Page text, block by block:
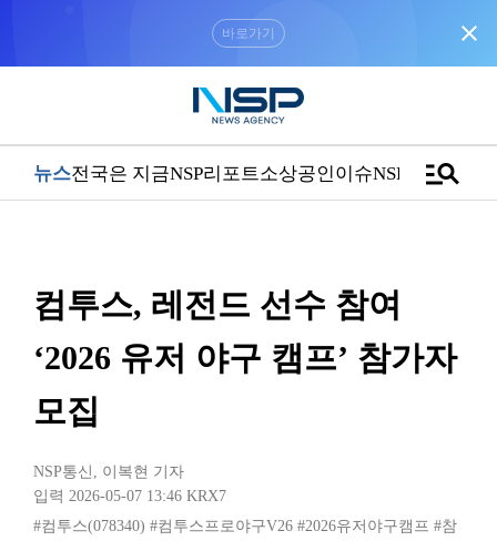
“우리는 독자가 구독할 수 있는 기사를 씁니다” close
뉴스전국은 지금NSP리포트소상공인이슈NSPTVmanage_search
컴투스, 레전드 선수 참여
‘2026 유저 야구 캠프’ 참가자
모집
NSP통신 , 이복현 기자
입력 2026-05-07 13:46 KRX7
#컴투스(078340) #컴투스프로야구V26 #2026유저야구캠프 #참